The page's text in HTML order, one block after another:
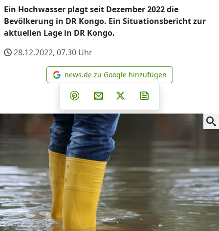
Ein Hochwasser plagt seit Dezember 2022 die
Bevölkerung in DR Kongo. Ein Situationsbericht zur
aktuellen Lage in DR Kongo.
28.12.2022, 07.30 Uhr
news.de zu Google
news.de zu Google hinzufügen
Teilen auf Facebook
Teilen auf Whatsapp
Teilen auf Telegram
Teilen auf Pinterest
Per E-Mail teilen
Post auf X